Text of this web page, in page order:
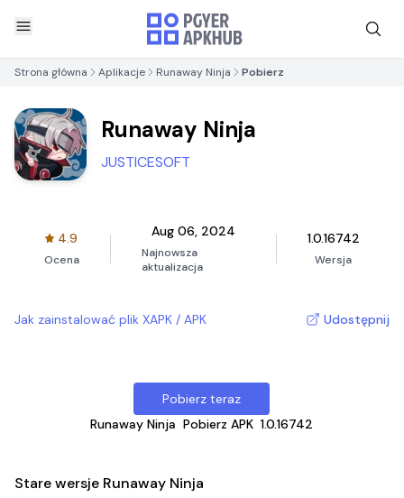
Strona główna Aplikacje Runaway Ninja Pobierz
Runaway Ninja
JUSTICESOFT
4.9
Ocena
Aug 06, 2024
Najnowsza
aktualizacja
1.0.16742
Wersja
Jak zainstalować plik XAPK / APK Udostępnij
Pobierz teraz
Runaway Ninja Pobierz APK 1.0.16742
Stare wersje Runaway Ninja